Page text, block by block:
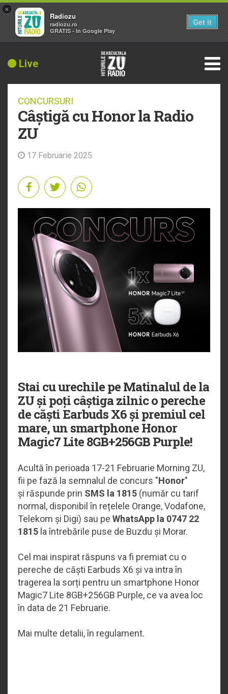
Live
CONCURSURI
Câștigă cu Honor la Radio
ZU
17 Februarie 2025
Stai cu urechile pe Matinalul de la
ZU și poți câștiga zilnic o pereche
de căști Earbuds X6 și premiul cel
mare, un smartphone Honor
Magic7 Lite 8GB+256GB Purple!
Acultă în perioada 17-21 Februarie Morning ZU,
fii pe fază la semnalul de concurs "Honor"
și răspunde prin SMS la 1815 (număr cu tarif
normal, disponibil în rețelele Orange, Vodafone,
Telekom și Digi) sau pe WhatsApp la 0747 22
1815 la întrebările puse de Buzdu și Morar.
Cel mai inspirat răspuns va fi premiat cu o
pereche de căști Earbuds X6 și va intra în
tragerea la sorți pentru un smartphone Honor
Magic7 Lite 8GB+256GB Purple, ce va avea loc
în data de 21 Februarie.
Mai multe detalii, în regulament.
×
Radiozu
radiozu.ro
GRATIS - In Google Play
Get it